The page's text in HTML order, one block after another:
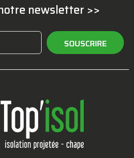
newsletter >>
SOUSCRIRE